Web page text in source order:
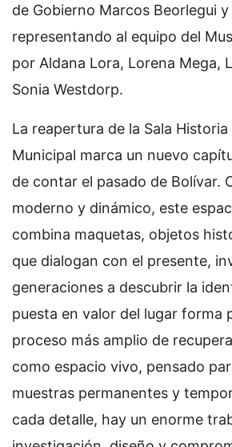
de Gobierno Marcos Beorlegui
representando al equipo del
por Aldana Lora, Lorena Mega,
Sonia Westdorp.
La reapertura de la Sala Historia
Municipal marca un nuevo
de contar el pasado de Bolívar.
moderno y dinámico, este
combina maquetas, objetos
que dialogan con el presente,
generaciones a descubrir la
puesta en valor del lugar forma
proceso más amplio de
como espacio vivo, pensado
muestras permanentes y
cada detalle, hay un enorme